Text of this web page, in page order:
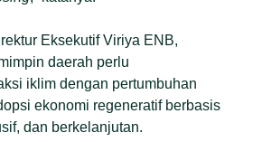
Eksekutif Viriya ENB,
daerah perlu
iklim dengan pertumbuhan
ekonomi regeneratif berbasis
dan berkelanjutan.